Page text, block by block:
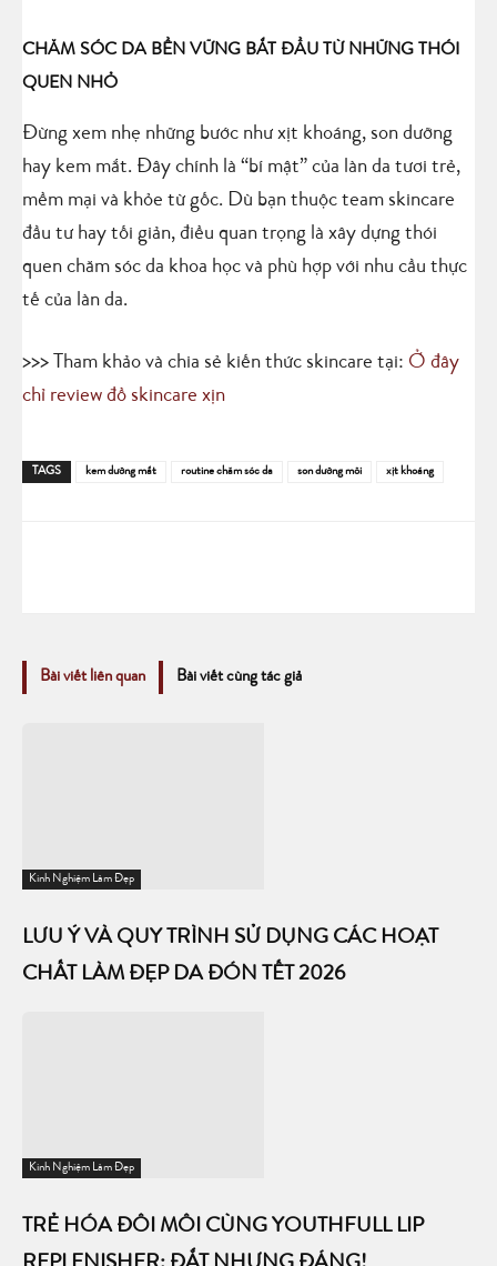
CHĂM SÓC DA BỀN VỮNG BẮT ĐẦU TỪ NHỮNG THÓI
QUEN NHỎ
Đừng xem nhẹ những bước như xịt khoáng, son dưỡng
hay kem mắt. Đây chính là “bí mật” của làn da tươi trẻ,
mềm mại và khỏe từ gốc. Dù bạn thuộc team skincare
đầu tư hay tối giản, điều quan trọng là xây dựng thói
quen chăm sóc da khoa học và phù hợp với nhu cầu thực
tế của làn da.
>>> Tham khảo và chia sẻ kiến thức skincare tại: Ở đây
chỉ review đồ skincare xịn
TAGS kem dưỡng mắt routine chăm sóc da son dưỡng môi xịt khoáng
Bài viết liên quan Bài viết cùng tác giả
Kinh Nghiệm Làm Đẹp
LƯU Ý VÀ QUY TRÌNH SỬ DỤNG CÁC HOẠT
CHẤT LÀM ĐẸP DA ĐÓN TẾT 2026
Kinh Nghiệm Làm Đẹp
TRẺ HÓA ĐÔI MÔI CÙNG YOUTHFULL LIP